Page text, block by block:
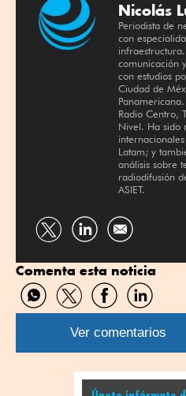
Nicolás
Periodista de
con
comunicación
con estudios
Ciudad de
Radio Centro,
Nivel. Ha sido
Latam; y
análisis sobre
radiodifusión
ASIET.
Compartir
Twitter
Compartir
Linkedin
Comenta esta noticia
Compartir
por
WhatsApp
Compartir
por
Twitter
Compartir
por
Facebook
por
Linkedin
Ver comentarios